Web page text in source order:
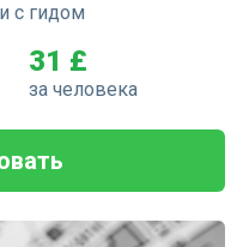
с гидом
31 £
за человека